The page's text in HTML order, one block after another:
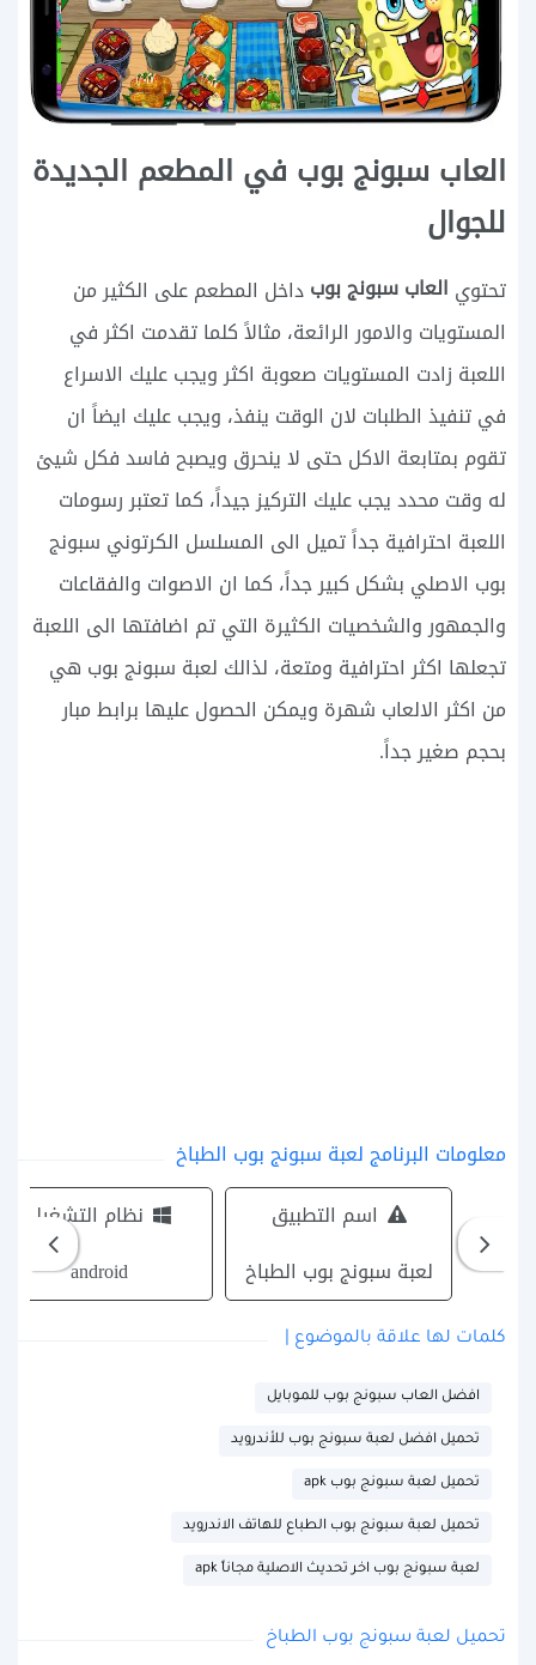
العاب سبونج بوب في المطعم الجديدة
للجوال
تحتوي العاب سبونج بوبداخل المطعم على الكثير من
المستويات والامور الرائعة، مثالاً كلما تقدمت اكثر في
اللعبة زادت المستويات صعوبة اكثر ويجب عليك الاسراع
في تنفيذ الطلبات لان الوقت ينفذ، ويجب عليك ايضاً ان
تقوم بمتابعة الاكل حتى لا ينحرق ويصبح فاسد فكل شيئ
له وقت محدد يجب عليك التركيز جيداً، كما تعتبر رسومات
اللعبة احترافية جداً تميل الى المسلسل الكرتوني سبونج
بوب الاصلي بشكل كبير جداً، كما ان الاصوات والفقاعات
والجمهور والشخصيات الكثيرة التي تم اضافتها الى اللعبة
تجعلها اكثر احترافية ومتعة، لذالك لعبة سبونج بوب هي
من اكثر الالعاب شهرة ويمكن الحصول عليها برابط مبار
بحجم صغير جداً.
معلومات البرنامج لعبة سبونج بوب الطباخ
اسم التطبيق
لعبة سبونج بوب الطباخ
نظام التشغيل
android
كلمات لها علاقة بالموضوع |
افضل العاب سبونج بوب للموبايل
تحميل افضل لعبة سبونج بوب للأندرويد
تحميل لعبة سبونج بوب apk
تحميل لعبة سبونج بوب الطباع للهاتف الاندرويد
لعبة سبونج بوب اخر تحديث الاصلية مجاناً apk
تحميل لعبة سبونج بوب الطباخ